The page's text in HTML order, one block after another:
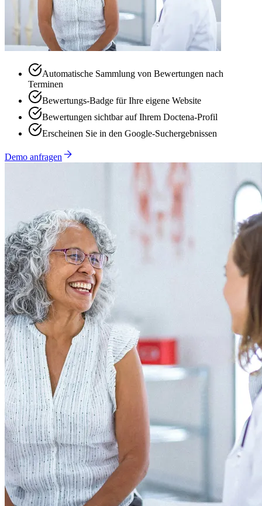
Automatische Sammlung von Bewertungen nach
Terminen
Bewertungs-Badge für Ihre eigene Website
Bewertungen sichtbar auf Ihrem Doctena-Profil
Erscheinen Sie in den Google-Suchergebnissen
Demo anfragen